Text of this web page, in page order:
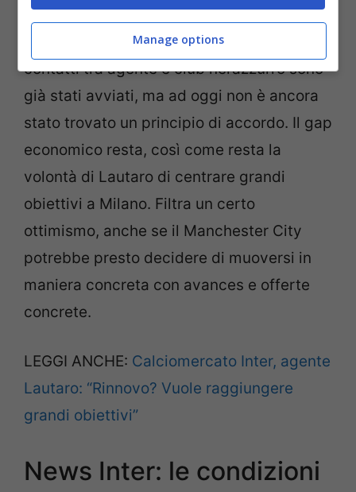
servirà affrettare le tempistiche per
quanto riguarda il rinnovo di contratto. I
contatti tra agente e club nerazzurro sono
già stati avviati, ma ad oggi non è ancora
stato trovato un principio di accordo. Il gap
economico resta, così come resta la
volontà di Lautaro di centrare grandi
obiettivi a Milano. Filtra un certo
ottimismo, anche se il Manchester City
potrebbe presto decidere di muoversi in
maniera concreta con avances e offerte
concrete.
LEGGI ANCHE: Calciomercato Inter, agente
Lautaro: “Rinnovo? Vuole raggiungere
grandi obiettivi”
News Inter: le condizioni
Manage options